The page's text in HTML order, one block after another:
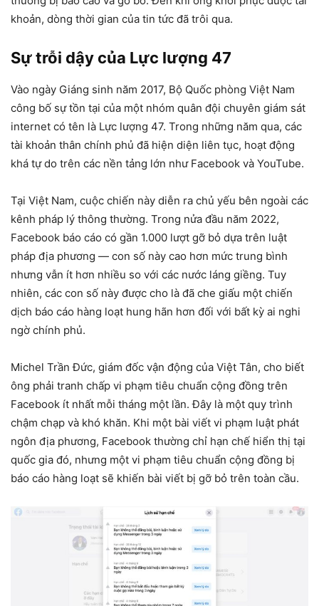
khoản, dòng thời gian của tin tức đã trôi qua.
Sự trỗi dậy của Lực lượng 47
Vào ngày Giáng sinh năm 2017, Bộ Quốc phòng Việt Nam
công bố sự tồn tại của một nhóm quân đội chuyên giám sát
internet có tên là Lực lượng 47. Trong những năm qua, các
tài khoản thân chính phủ đã hiện diện liên tục, hoạt động
khá tự do trên các nền tảng lớn như Facebook và YouTube.
Tại Việt Nam, cuộc chiến này diễn ra chủ yếu bên ngoài các
kênh pháp lý thông thường. Trong nửa đầu năm 2022,
Facebook báo cáo có gần 1.000 lượt gỡ bỏ dựa trên luật
pháp địa phương — con số này cao hơn mức trung bình
nhưng vẫn ít hơn nhiều so với các nước láng giềng. Tuy
nhiên, các con số này được cho là đã che giấu một chiến
dịch báo cáo hàng loạt hung hãn hơn đối với bất kỳ ai nghi
ngờ chính phủ.
Michel Trần Đức, giám đốc vận động của Việt Tân, cho biết
ông phải tranh chấp vi phạm tiêu chuẩn cộng đồng trên
Facebook ít nhất mỗi tháng một lần. Đây là một quy trình
chậm chạp và khó khăn. Khi một bài viết vi phạm luật phát
ngôn địa phương, Facebook thường chỉ hạn chế hiển thị tại
quốc gia đó, nhưng một vi phạm tiêu chuẩn cộng đồng bị
báo cáo hàng loạt sẽ khiến bài viết bị gỡ bỏ trên toàn cầu.